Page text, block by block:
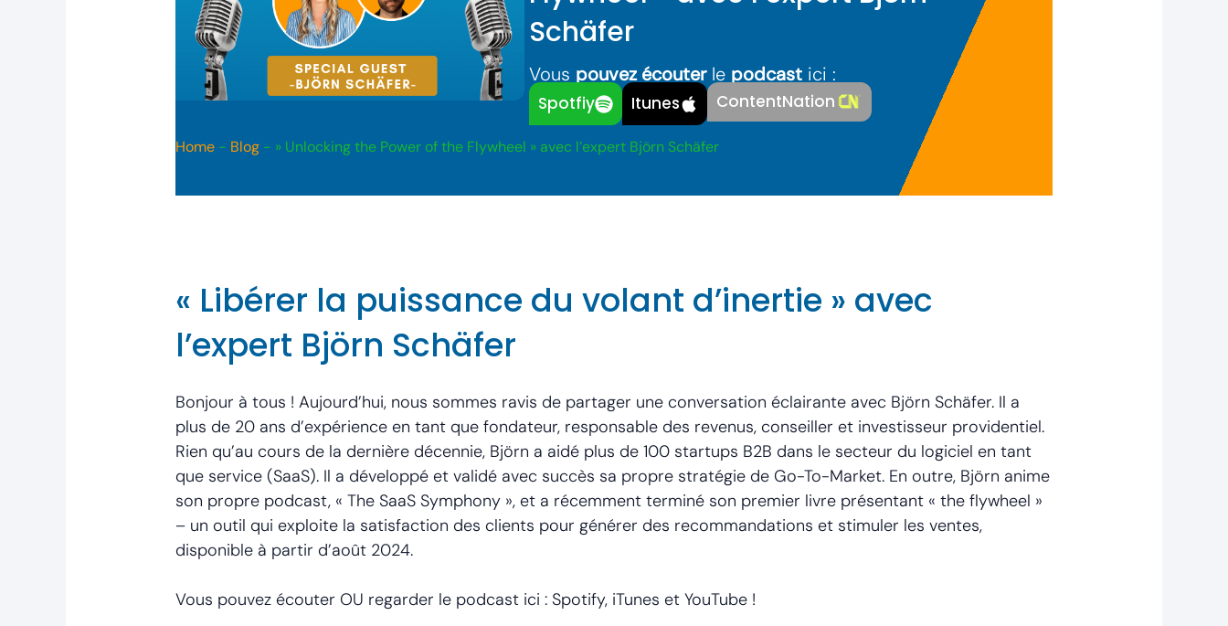
Schäfer
Vous pouvez écouterle podcast ici :
Spotfiy Itunes ContentNation
Home - Blog - » Unlocking the Power of the Flywheel » avec l’expert Björn Schäfer
« Libérer la puissance du volant d’inertie » avec
l’expert Björn Schäfer
Bonjour à tous ! Aujourd’hui, nous sommes ravis de partager une conversation éclairante avec Björn Schäfer. Il a
plus de 20 ans d’expérience en tant que fondateur, responsable des revenus, conseiller et investisseur providentiel.
Rien qu’au cours de la dernière décennie, Björn a aidé plus de 100 startups B2B dans le secteur du logiciel en tant
que service (SaaS). Il a développé et validé avec succès sa propre stratégie de Go-To-Market. En outre, Björn anime
son propre podcast, « The SaaS Symphony », et a récemment terminé son premier livre présentant « the flywheel »
– un outil qui exploite la satisfaction des clients pour générer des recommandations et stimuler les ventes,
disponible à partir d’août 2024.
Vous pouvez écouter OU regarder le podcast ici : Spotify, iTunes et YouTube !